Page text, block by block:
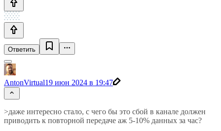
Ответить
AntonVirtual19 июн 2024 в 19:47
>даже интересно стало, с чего бы это сбой в канале должен
приводить к повторной передаче аж 5-10% данных за час?